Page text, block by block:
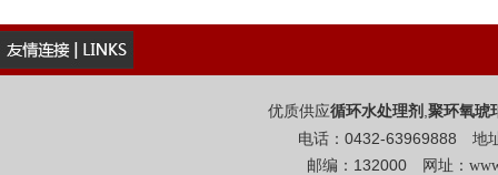
优质供应循环水处理剂 ,聚环氧琥
电话：0432-63969888 地
邮编：132000 网址：